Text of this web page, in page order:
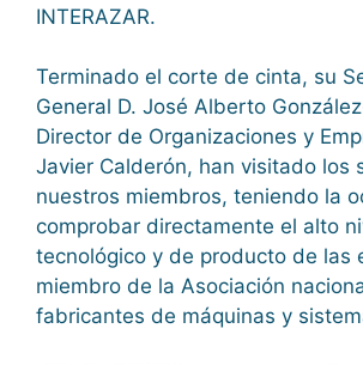
INTERAZAR.
Terminado el corte de cinta, su
General D. José Alberto
Director de Organizaciones y
Javier Calderón, han visitado los
nuestros miembros, teniendo la
comprobar directamente el alto
tecnológico y de producto de las
miembro de la Asociación
fabricantes de máquinas y